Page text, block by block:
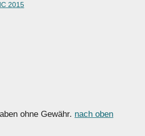
2015
ohne Gewähr. nach oben